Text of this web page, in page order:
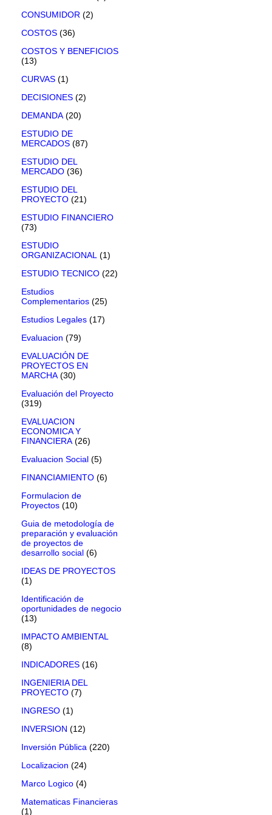
CONSUMIDOR (2)
COSTOS (36)
COSTOS Y BENEFICIOS
(13)
CURVAS (1)
DECISIONES (2)
DEMANDA (20)
ESTUDIO DE
MERCADOS (87)
ESTUDIO DEL
MERCADO (36)
ESTUDIO DEL
PROYECTO (21)
ESTUDIO FINANCIERO
(73)
ESTUDIO
ORGANIZACIONAL (1)
ESTUDIO TECNICO (22)
Estudios
Complementarios (25)
Estudios Legales (17)
Evaluacion (79)
EVALUACIÓN DE
PROYECTOS EN
MARCHA (30)
Evaluación del Proyecto
(319)
EVALUACION
ECONOMICA Y
FINANCIERA (26)
Evaluacion Social (5)
FINANCIAMIENTO (6)
Formulacion de
Proyectos (10)
Guia de metodología de
preparación y evaluación
de proyectos de
desarrollo social (6)
IDEAS DE PROYECTOS
(1)
Identificación de
oportunidades de negocio
(13)
IMPACTO AMBIENTAL
(8)
INDICADORES (16)
INGENIERIA DEL
PROYECTO (7)
INGRESO (1)
INVERSION (12)
Inversión Pública (220)
Localizacion (24)
Marco Logico (4)
Matematicas Financieras
(1)